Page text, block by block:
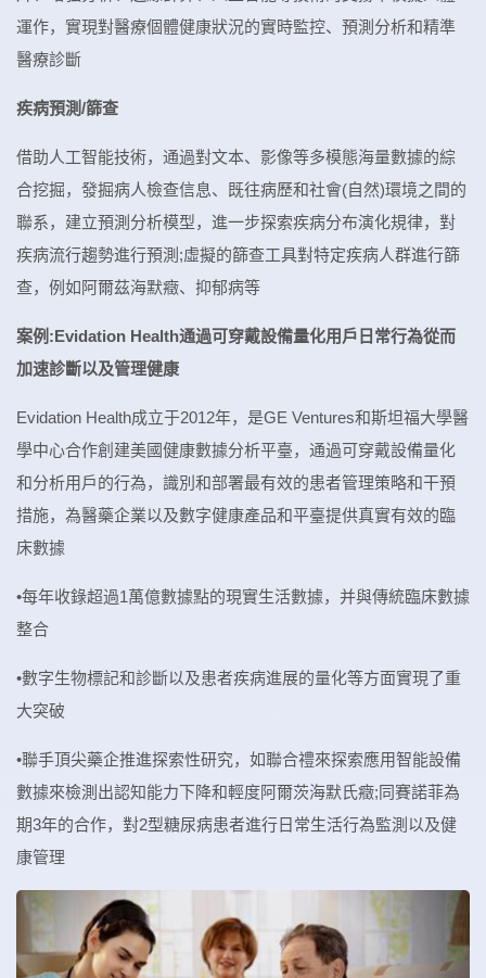
運作，實現對醫療個體健康狀況的實時監控、預測分析和精準
醫療診斷
疾病預測/篩查
借助人工智能技術，通過對文本、影像等多模態海量數據的綜
合挖掘，發掘病人檢查信息、既往病歷和社會(自然)環境之間的
聯系，建立預測分析模型，進一步探索疾病分布演化規律，對
疾病流行趨勢進行預測;虛擬的篩查工具對特定疾病人群進行篩
查，例如阿爾茲海默癥、抑郁病等
案例:Evidation Health通過可穿戴設備量化用戶日常行為從而
加速診斷以及管理健康
Evidation Health成立于2012年，是GE Ventures和斯坦福大學醫
學中心合作創建美國健康數據分析平臺，通過可穿戴設備量化
和分析用戶的行為，識別和部署最有效的患者管理策略和干預
措施，為醫藥企業以及數字健康產品和平臺提供真實有效的臨
床數據
•每年收錄超過1萬億數據點的現實生活數據，并與傳統臨床數據
整合
•數字生物標記和診斷以及患者疾病進展的量化等方面實現了重
大突破
•聯手頂尖藥企推進探索性研究，如聯合禮來探索應用智能設備
數據來檢測出認知能力下降和輕度阿爾茨海默氏癥;同賽諾菲為
期3年的合作，對2型糖尿病患者進行日常生活行為監測以及健
康管理